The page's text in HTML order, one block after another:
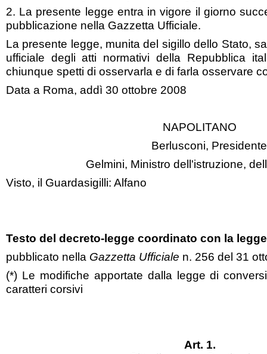
2. La presente legge entra in vigore il giorno
pubblicazione nella Gazzetta Ufficiale.
La presente legge, munita del sigillo dello Stato,
ufficiale degli atti normativi della Repubblica
chiunque spetti di osservarla e di farla osservare
Data a Roma, addì 30 ottobre 2008
NAPOLITANO
Berlusconi,
Gelmini, Ministro dell'istruzione,
Visto, il Guardasigilli: Alfano
Testo del decreto-legge coordinato con la
pubblicato nella Gazzetta Ufficiale n. 256 del 31
(*) Le modifiche apportate dalla legge di
caratteri corsivi
Art. 1.